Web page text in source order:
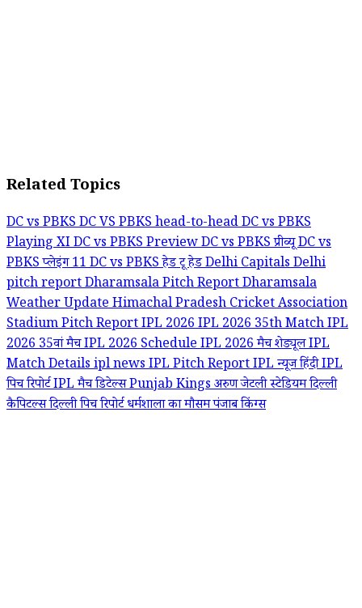
Related Topics
DC vs PBKSDC VS PBKS head-to-headDC vs PBKS
Playing XIDC vs PBKS PreviewDC vs PBKS प्रीव्यूDC vs
PBKS प्लेइंग 11DC vs PBKS हेड टू हेडDelhi CapitalsDelhi
pitch reportDharamsala Pitch ReportDharamsala
Weather UpdateHimachal Pradesh Cricket Association
Stadium Pitch ReportIPL 2026IPL 2026 35th MatchIPL
2026 35वां मैचIPL 2026 ScheduleIPL 2026 मैच शेड्यूलIPL
Match Detailsipl newsIPL Pitch ReportIPL न्यूज हिंदीIPL
पिच रिपोर्टIPL मैच डिटेल्सPunjab Kingsअरुण जेटली स्टेडियमदिल्ली
कैपिटल्सदिल्ली पिच रिपोर्टधर्मशाला का मौसमपंजाब किंग्स